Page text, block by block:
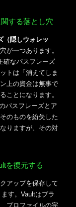
する落とし穴
（隠しウォレッ
が一つあります。
確なパスフレーズ
トは「消えてしま
上の資金は無事で
ことになります。
パスフレーズとア
のものを紛失した
りますが、その対
を復元する
アップを保存して
す。Vaultはブラ
プロファイルの完